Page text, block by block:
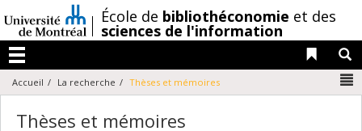
au
contenu
/École de bibliothéconomie et des
sciences de l'information
Menu
Liens
Accueil La recherche Thèses et mémoires
Thèses et mémoires